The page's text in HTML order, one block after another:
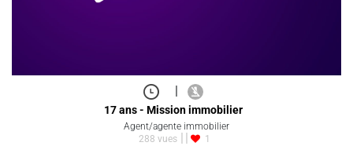
17 ans - Mission immobilier
Agent/agente immobilier
288 vues
1